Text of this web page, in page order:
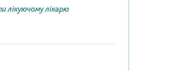
лікуючому лікарю